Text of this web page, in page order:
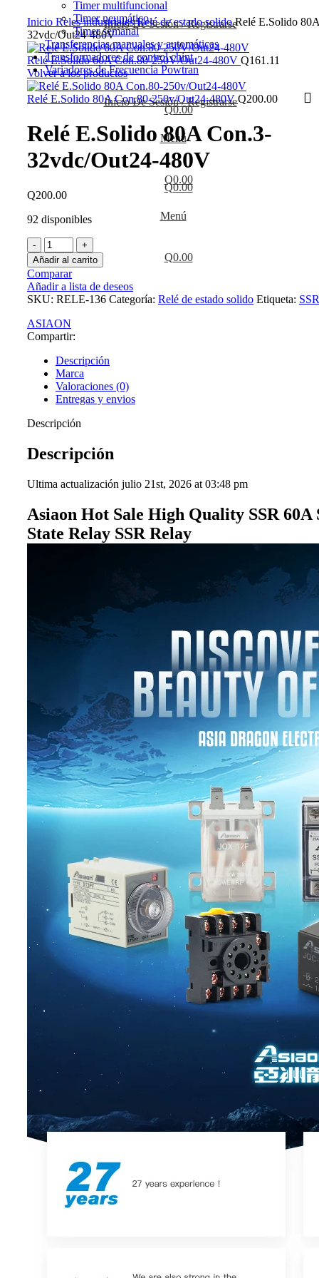
Timer multifuncional
Timer neumático
Timer semanal
Transferencias manuales y automáticas
Transformadores de control chint
Variadores de Frecuencia Powtran
Inicio De Sesión / Registrarse
Q0.00
Menú
Q0.00
Inicio De Sesión / Registrarse
Q0.00
Menú
Q0.00
Haga Click para agrandar
Inicio Reles industrialesRelé de estado solidoRelé E.Solido
32vdc/Out24-480V
Relé E.Solido 60A Con.80-250V/Out24-480V Q161.11
Volver a los productos
Relé E.Solido 80A Con.80-250v/Out24-480VQ200.00
Relé E.Solido 80A Con.3-
32vdc/Out24-480V
Q200.00
92 disponibles
Relé
E.Solido
80A
Con.3-
32vdc/Out24-
480V
cantidad
Añadir al carrito
Comparar
Añadir a lista de deseos
SKU: RELE-136 Categoría: Relé de estado solido Etiqueta:
ASIAON
Compartir:
Descripción
Marca
Valoraciones (0)
Entregas y envios
Descripción
Descripción
Ultima actualización julio 21st, 2026 at 03:48 pm
Asiaon Hot Sale High Quality SSR 60A
State Relay SSR Relay